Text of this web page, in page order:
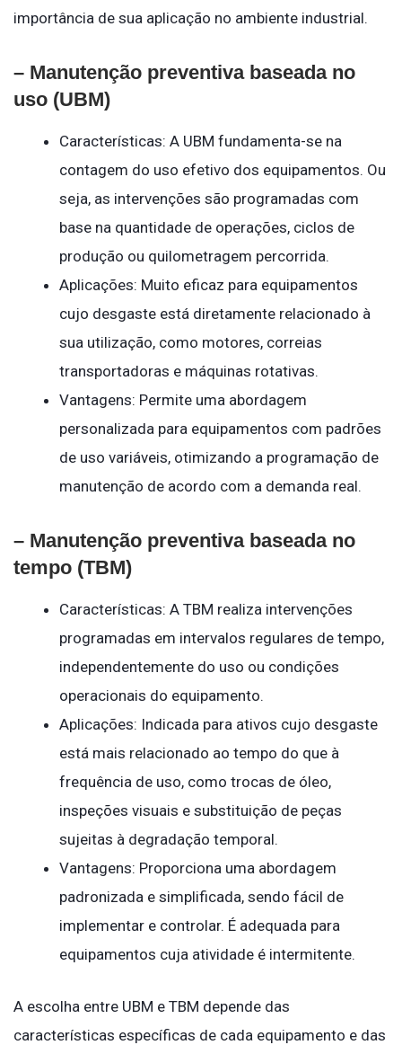
importância de sua aplicação no ambiente industrial.
– Manutenção preventiva baseada no
uso (UBM)
Características: A UBM fundamenta-se na
contagem do uso efetivo dos equipamentos. Ou
seja, as intervenções são programadas com
base na quantidade de operações, ciclos de
produção ou quilometragem percorrida.
Aplicações: Muito eficaz para equipamentos
cujo desgaste está diretamente relacionado à
sua utilização, como motores, correias
transportadoras e máquinas rotativas.
Vantagens: Permite uma abordagem
personalizada para equipamentos com padrões
de uso variáveis, otimizando a programação de
manutenção de acordo com a demanda real.
– Manutenção preventiva baseada no
tempo (TBM)
Características: A TBM realiza intervenções
programadas em intervalos regulares de tempo,
independentemente do uso ou condições
operacionais do equipamento.
Aplicações: Indicada para ativos cujo desgaste
está mais relacionado ao tempo do que à
frequência de uso, como trocas de óleo,
inspeções visuais e substituição de peças
sujeitas à degradação temporal.
Vantagens: Proporciona uma abordagem
padronizada e simplificada, sendo fácil de
implementar e controlar. É adequada para
equipamentos cuja atividade é intermitente.
A escolha entre UBM e TBM depende das
características específicas de cada equipamento e das